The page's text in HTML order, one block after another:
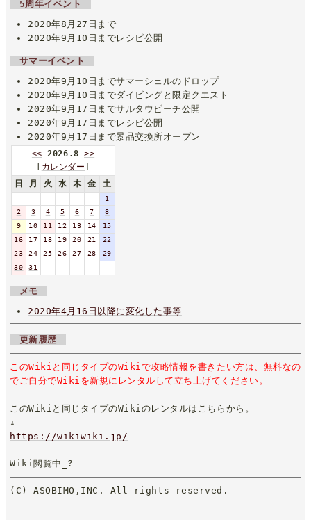
5周年イベント
2020年8月27日まで
2020年9月10日までレシピ公開
サマーイベント
2020年9月10日までサマーシェルのドロップ
2020年9月10日までダイビングと限定クエスト
2020年9月17日までサルタウビーチ公開
2020年9月17日までレシピ公開
2020年9月17日まで景品交換所オープン
<< 2026.8 >>
カレンダー
日
月 火 水 木 金 土
1
2
3 4 5 6 7
8
9
10 11 12 13 14
15
16
17 18 19 20 21
22
23
24 25 26 27 28
29
30
31
メモ
2020年4月16日以降に変化した事等
更新履歴
このWikiと同じタイプのWikiで攻略情報を書きたい方は、無料なの
でご自分でWikiを新規にレンタルして立ち上げてください。
このWikiと同じタイプのWikiのレンタルはこちらから。
↓
https://wikiwiki.jp/
Wiki閲覧中_ ?
(C) ASOBIMO,INC. All rights reserved.